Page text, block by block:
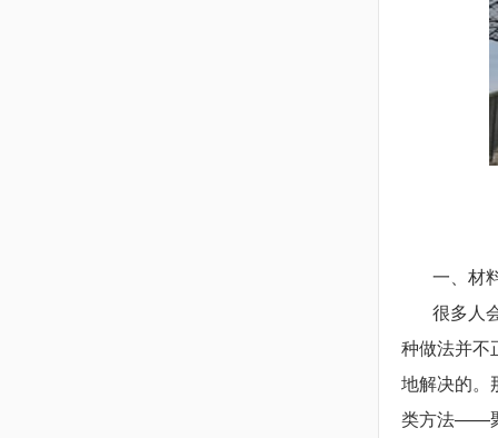
一、材
很多人会
种做法并不
地解决的。
类方法——